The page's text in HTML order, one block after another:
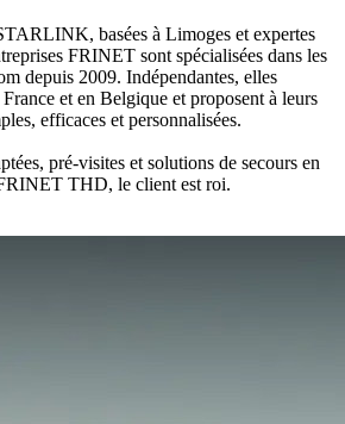
basées à Limoges et expertes
FRINET sont spécialisées dans les
depuis 2009. Indépendantes, elles
et en Belgique et proposent à leurs
efficaces et personnalisées.
pré-visites et solutions de secours en
THD, le client est roi.